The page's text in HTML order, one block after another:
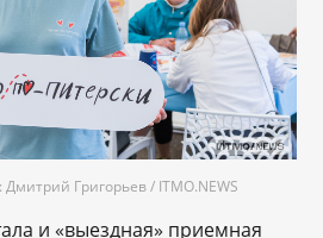
Григорьев / ITMO.NEWS
и «выездная» приемная